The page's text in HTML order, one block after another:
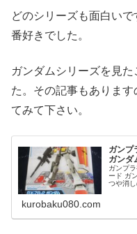
どのシリーズも面白い
番好きでした。
ガンダムシリーズを見
た。その記事もありま
てみて下さい。
ガンプ
ガンダ
ガンプ
ード ガ
つや消
kurobaku080.com